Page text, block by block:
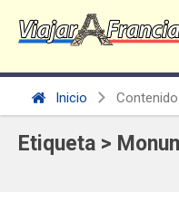
Inicio
Etiqueta >